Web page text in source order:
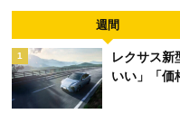
週間
1
レクサス新
いい」「価